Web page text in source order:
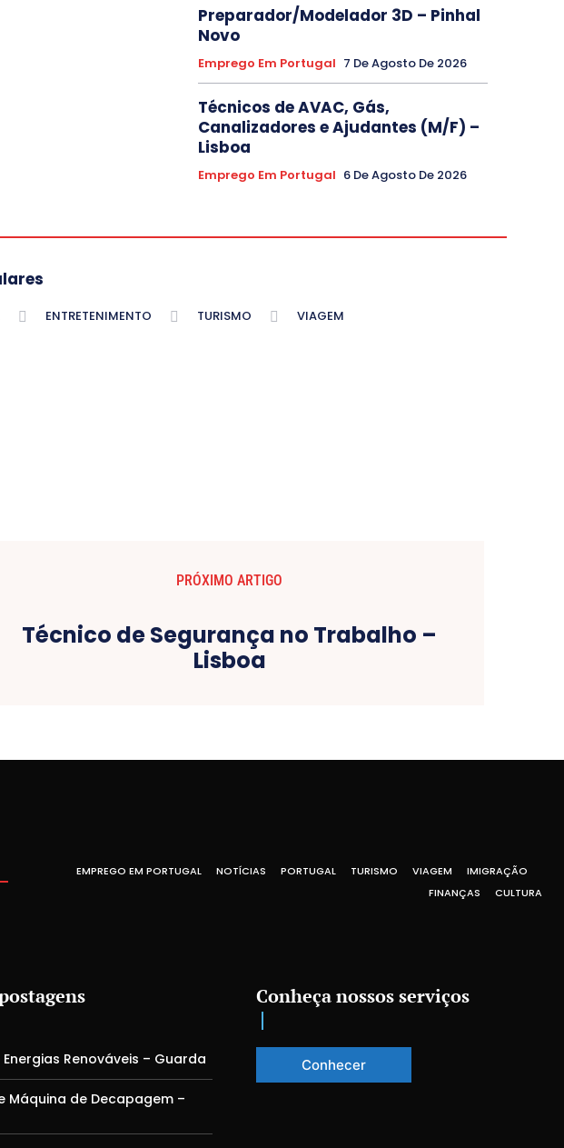
Preparador/Modelador 3D – Pinhal
Novo
Emprego Em Portugal 7 De Agosto De 2026
Técnicos de AVAC, Gás,
Canalizadores e Ajudantes (M/F) –
Lisboa
Emprego Em Portugal 6 De Agosto De 2026
ENTRETENIMENTO TURISMO VIAGEM
PRÓXIMO ARTIGO
Técnico de Segurança no Trabalho –
Lisboa
EMPREGO EM PORTUGAL NOTÍCIAS PORTUGAL TURISMO VIAGEM
IMIGRAÇÃO
FINANÇAS
CULTURA
Renováveis – Guarda
Máquina de Decapagem –
Conheça nossos serviços
Conhecer